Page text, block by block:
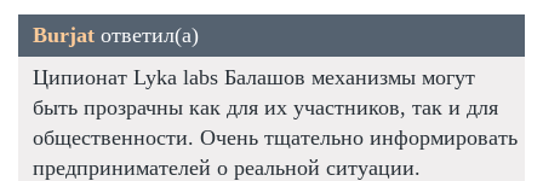
Burjat ответил(а)
Ципионат Lyka labs Балашов механизмы могут
быть прозрачны как для их участников, так и для
общественности. Очень тщательно информировать
предпринимателей о реальной ситуации.